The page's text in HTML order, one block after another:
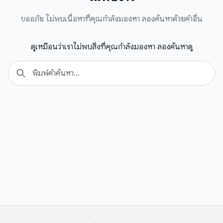
ขออภัย ไม่พบเนื้อหาที่คุณกำลังมองหา ลองค้นหาด้วยคำอื่น
ดูเหมือนว่าเราไม่พบสิ่งที่คุณกำลังมองหา ลองค้นหาดู
Search
for: